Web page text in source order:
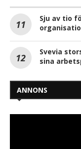
Sju av tio
Svevia
sina
ANNONS